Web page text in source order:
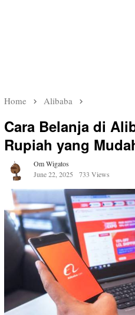
Home Alibaba
Cara Belanja di
Rupiah yang
Om Wigatos
June 22, 2025
733 Views